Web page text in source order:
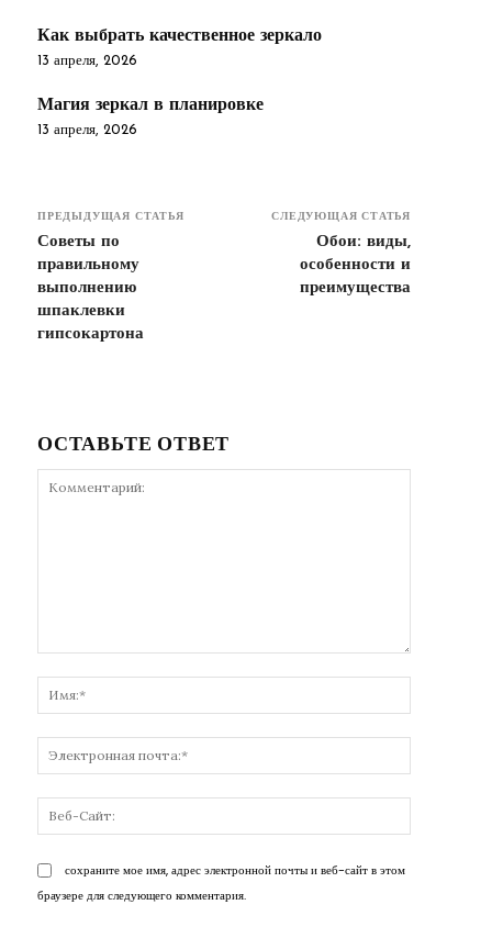
Как выбрать качественное зеркало
13 апреля, 2026
Магия зеркал в планировке
13 апреля, 2026
ПРЕДЫДУЩАЯ СТАТЬЯ
Советы по
правильному
выполнению
шпаклевки
гипсокартона
СЛЕДУЮЩАЯ СТАТЬЯ
Обои: виды,
особенности и
преимущества
ОСТАВЬТЕ ОТВЕТ
почта:*
Сайт:
сохраните мое имя, адрес электронной почты и веб-сайт в этом
браузере для следующего комментария.